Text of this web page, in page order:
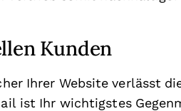
Kunden
Ihrer Website verlässt
ist Ihr wichtigstes